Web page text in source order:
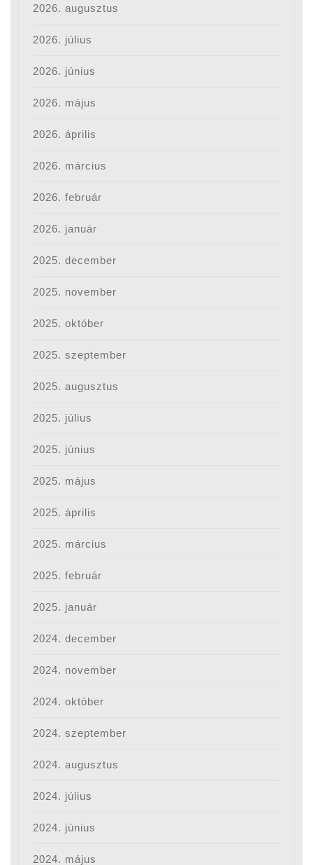
2026. augusztus
2026. július
2026. június
2026. május
2026. április
2026. március
2026. február
2026. január
2025. december
2025. november
2025. október
2025. szeptember
2025. augusztus
2025. július
2025. június
2025. május
2025. április
2025. március
2025. február
2025. január
2024. december
2024. november
2024. október
2024. szeptember
2024. augusztus
2024. július
2024. június
2024. május